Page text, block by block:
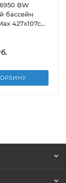
BW
бассейн
427х107см,
насос